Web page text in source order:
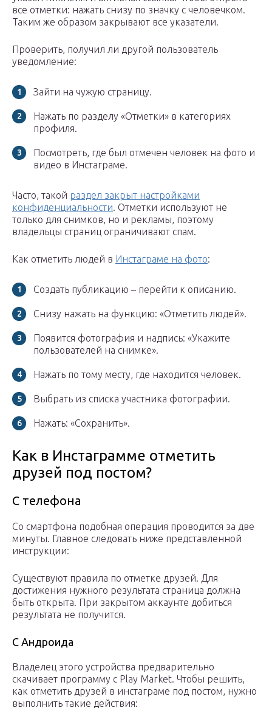
все отметки: нажать снизу по значку с человечком.
Таким же образом закрывают все указатели.
Проверить, получил ли другой пользователь
уведомление:
Зайти на чужую страницу.
Нажать по разделу «Отметки» в категориях
профиля.
Посмотреть, где был отмечен человек на фото и
видео в Инстаграме.
Часто, такой раздел закрыт настройками
конфиденциальности. Отметки используют не
только для снимков, но и рекламы, поэтому
владельцы страниц ограничивают спам.
Как отметить людей в Инстаграме на фото:
Создать публикацию – перейти к описанию.
Снизу нажать на функцию: «Отметить людей».
Появится фотография и надпись: «Укажите
пользователей на снимке».
Нажать по тому месту, где находится человек.
Выбрать из списка участника фотографии.
Нажать: «Сохранить».
Как в Инстаграмме отметить
друзей под постом?
С телефона
Со смартфона подобная операция проводится за две
минуты. Главное следовать ниже представленной
инструкции:
Существуют правила по отметке друзей. Для
достижения нужного результата страница должна
быть открыта. При закрытом аккаунте добиться
результата не получится.
С Андроида
Владелец этого устройства предварительно
скачивает программу с Play Market. Чтобы решить,
как отметить друзей в инстаграме под постом, нужно
выполнить такие действия: